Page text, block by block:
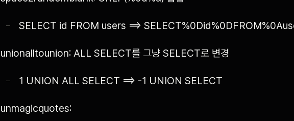
SELECT id FROM users ==>
unionalltounion: ALL SELECT를 그냥 SELECT로 변경
1 UNION ALL SELECT ==> -1 UNION SELECT
unmagicquotes: